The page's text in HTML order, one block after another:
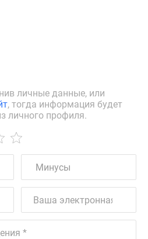
личные данные, или
, тогда информация будет
личного профиля.